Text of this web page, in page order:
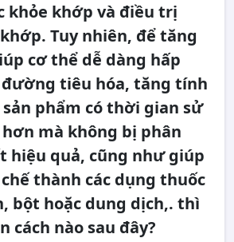
khỏe khớp và điều trị
Tuy nhiên, để tăng
cơ thể dễ dàng hấp
tiêu hóa, tăng tính
phẩm có thời gian sử
mà không bị phân
hiệu quả, cũng như giúp
thành các dụng thuốc
bột hoặc dung dịch,. thì
cách nào sau đây?